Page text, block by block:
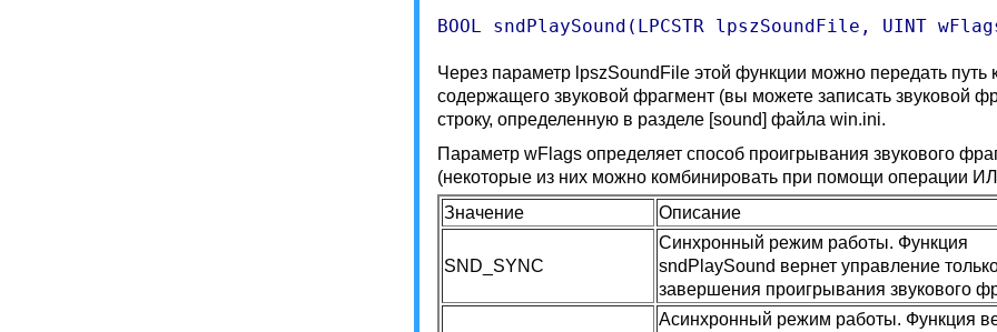
BOOL sndPlaySound(LPCSTR lpszSoundFile, UINT
Через параметр lpszSoundFile этой функции можно передать путь
содержащего звуковой фрагмент (вы можете записать звуковой
строку, определенную в разделе [sound] файла win.ini.
Параметр wFlags определяет способ проигрывания звукового
(некоторые из них можно комбинировать при помощи операции
Значение
Описание
SND_SYNC
Синхронный режим работы. Функция
sndPlaySound вернет управление
завершения проигрывания звукового
Асинхронный режим работы. Функция